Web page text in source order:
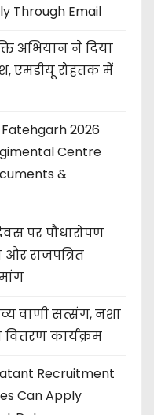
Through Email
अभियान ने दिया
एमडीयू रोहतक में
2026
Centre
&
पर पौधारोपण
और राजपत्रित
वाणी सत्संग, नशा
वितरण कार्यक्रम
Recruitment
Can Apply